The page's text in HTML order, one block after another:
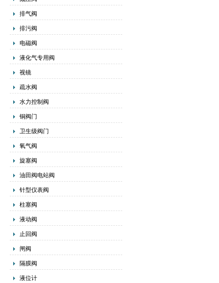
排气阀
排污阀
电磁阀
液化气专用阀
视镜
疏水阀
水力控制阀
铜阀门
卫生级阀门
氧气阀
旋塞阀
油田阀电站阀
针型仪表阀
柱塞阀
液动阀
止回阀
闸阀
隔膜阀
液位计